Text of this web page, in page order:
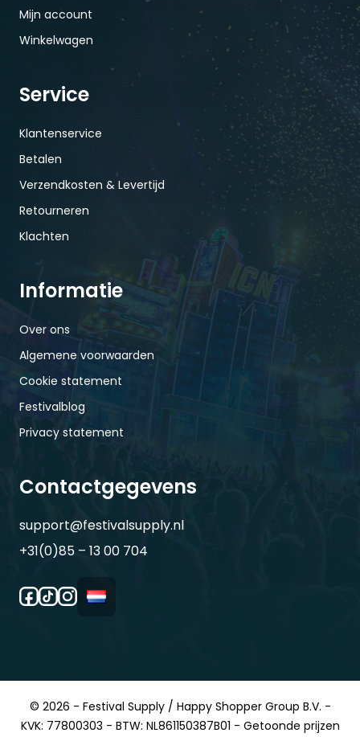
Mijn account
Winkelwagen
Service
Klantenservice
Betalen
Verzendkosten & Levertijd
Retourneren
Klachten
Informatie
Over ons
Algemene voorwaarden
Cookie statement
Festivalblog
Privacy statement
Contactgegevens
support@festivalsupply.nl
+31(0)85 – 13 00 704
© 2026 - Festival Supply / Happy Shopper Group B.V. -
KVK: 77800303 - BTW: NL861150387B01 - Getoonde prijzen